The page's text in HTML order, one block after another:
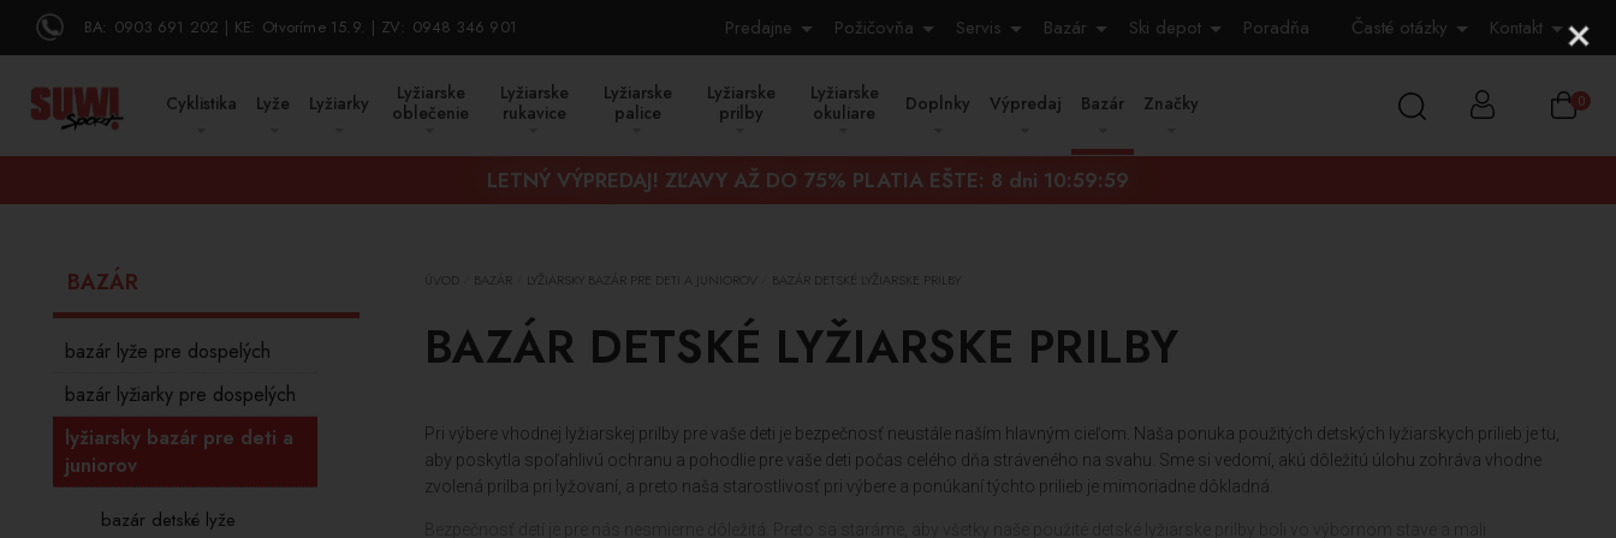
BA: 0903 691 202 KE: Otvoríme 15.9. ZV: 0948 346 901
0
Predajne Požičovňa Servis Bazár Ski depot Poradňa Časté otázky Kontakt
Cyklistika Lyže Lyžiarky
Lyžiarske
oblečenie
Lyžiarske
rukavice
Lyžiarske
palice
Lyžiarske
prilby
Lyžiarske
okuliare
Doplnky Výpredaj Bazár Značky
LETNÝ VÝPREDAJ! ZĽAVY AŽ DO 75% PLATIA EŠTE: 8 dni 10:59:58
ÚVOD BAZÁR LYŽIARSKY BAZÁR PRE DETI A JUNIOROV BAZÁR DETSKÉ LYŽIARSKE PRILBY
BAZÁR DETSKÉ LYŽIARSKE PRILBY
Pri výbere vhodnej lyžiarskej prilby pre vaše deti je bezpečnosť neustále naším hlavným cieľom. Naša ponuka použitých detských lyžiarskych prilieb je tu,
aby poskytla spoľahlivú ochranu a pohodlie pre vaše deti počas celého dňa stráveného na svahu. Sme si vedomí, akú dôležitú úlohu zohráva vhodne
zvolená prilba pri lyžovaní, a preto naša starostlivosť pri výbere a ponúkaní týchto prilieb je mimoriadne dôkladná.
BAZÁR
bazár lyže pre dospelých
bazár lyžiarky pre dospelých
lyžiarsky bazár pre deti a
juniorov
bazár detské lyže